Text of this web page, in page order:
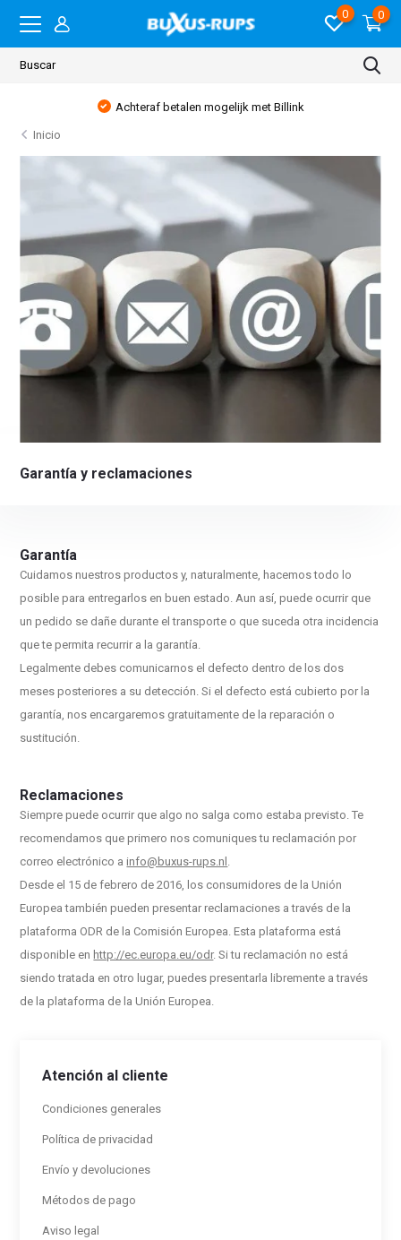
0 0
Achteraf betalen mogelijk met Billink
Inicio
Atención al cliente
Condiciones generales
Política de privacidad
Envío y devoluciones
Métodos de pago
Aviso legal
Garantía y reclamaciones
Garantía
Cuidamos nuestros productos y, naturalmente, hacemos todo lo
posible para entregarlos en buen estado. Aun así, puede ocurrir que
un pedido se dañe durante el transporte o que suceda otra incidencia
que te permita recurrir a la garantía.
Legalmente debes comunicarnos el defecto dentro de los dos
meses posteriores a su detección. Si el defecto está cubierto por la
garantía, nos encargaremos gratuitamente de la reparación o
sustitución.
Reclamaciones
Siempre puede ocurrir que algo no salga como estaba previsto. Te
recomendamos que primero nos comuniques tu reclamación por
correo electrónico ainfo@buxus-rups.nl .
Desde el 15 de febrero de 2016, los consumidores de la Unión
Europea también pueden presentar reclamaciones a través de la
plataforma ODR de la Comisión Europea. Esta plataforma está
disponible en http://ec.europa.eu/odr. Si tu reclamación no está
siendo tratada en otro lugar, puedes presentarla libremente a través
de la plataforma de la Unión Europea.